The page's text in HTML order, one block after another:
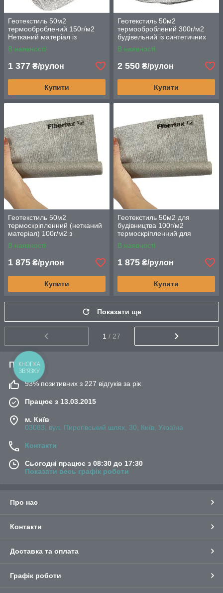
Геотекстиль 50м2
термооброблений 150г/м2
Нетканий матеріал із
синтетичних волокон
В наявності
1 377 ₴/рулон
Купити
Геотекстиль 50м2
термооброблений 300г/м2
будівельний із синтетичних
волокон
В наявності
2 550 ₴/рулон
Купити
Геотекстиль 50м2
термоскріпленний (нетканий
матеріал) 100г/м2 з
високоякісного поліпропілену
В наявності
1 875 ₴/рулон
Купити
Геотекстиль 50м2 для
будівництва 100г/м2
термоскріпленний для
дренажу та фільтрації
В наявності
1 875 ₴/рулон
Купити
Показати ще
1 / 27
Про нас
93% позитивних з 227 відгуків за рік
Працює з 13.03.2015
м. Київ
03083, вул. Пирогівський шлях, 30, Київ, Україна
Контакти
Сьогодні працює з 08:30 до 17:30
Показати весь графік роботи
Про нас
Контакти
Доставка та оплата
Графік роботи
КНОПКА
ЗВ'ЯЗКУ